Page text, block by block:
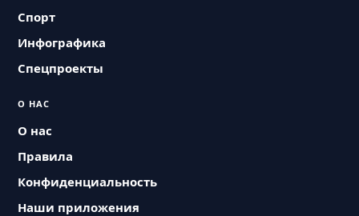
Спорт
Инфографика
Спецпроекты
О НАС
О нас
Правила
Конфиденциальность
Наши приложения